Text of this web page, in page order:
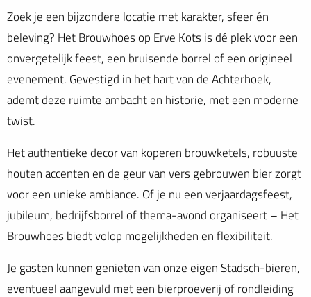
Zoek je een bijzondere locatie met karakter, sfeer én
beleving? Het Brouwhoes op Erve Kots is dé plek voor een
onvergetelijk feest, een bruisende borrel of een origineel
evenement. Gevestigd in het hart van de Achterhoek,
ademt deze ruimte ambacht en historie, met een moderne
twist.
Het authentieke decor van koperen brouwketels, robuuste
houten accenten en de geur van vers gebrouwen bier zorgt
voor een unieke ambiance. Of je nu een verjaardagsfeest,
jubileum, bedrijfsborrel of thema-avond organiseert – Het
Brouwhoes biedt volop mogelijkheden en flexibiliteit.
Je gasten kunnen genieten van onze eigen Stadsch-bieren,
eventueel aangevuld met een bierproeverij of rondleiding